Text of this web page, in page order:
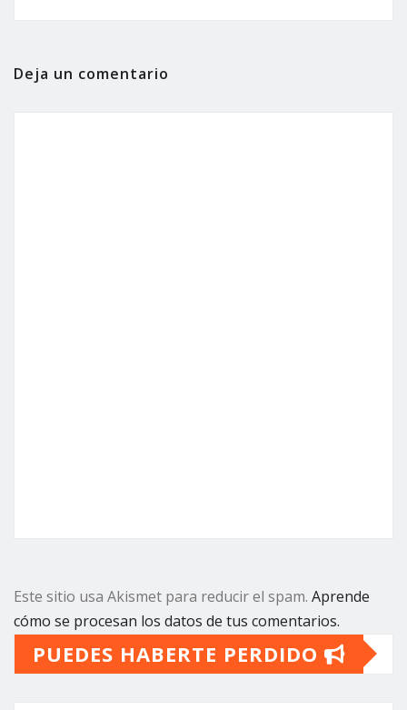
Deja un comentario
Este sitio usa Akismet para reducir el spam. Aprende
cómo se procesan los datos de tus comentarios.
PUEDES HABERTE PERDIDO